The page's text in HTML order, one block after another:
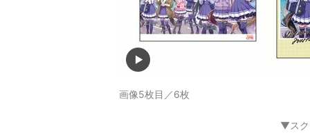
画像5枚目／6枚
▼スク